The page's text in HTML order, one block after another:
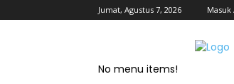
Jumat, Agustus 7, 2026
No menu items!